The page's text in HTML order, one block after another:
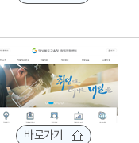
바로가기